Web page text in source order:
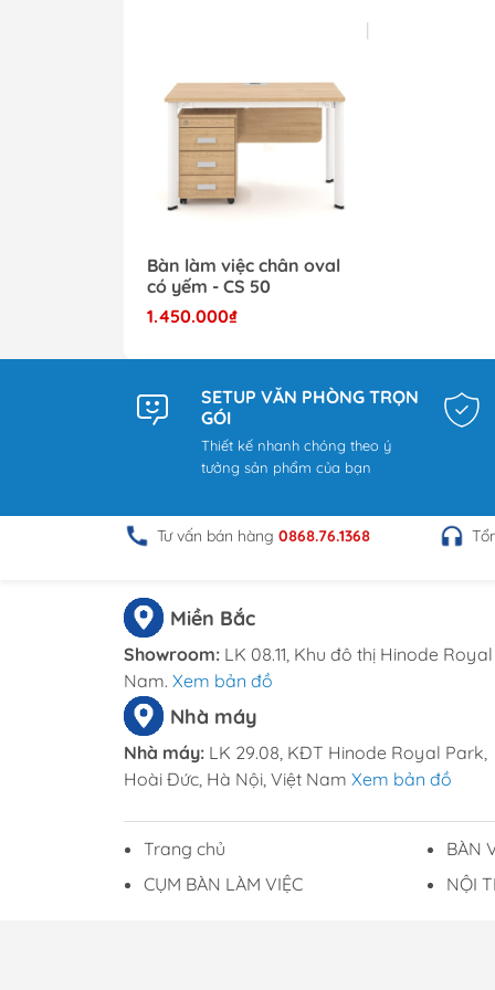
Bàn làm việc chân oval
có yếm - CS 50
1.450.000₫
SETUP VĂN PHÒNG TRỌN
GÓI
Thiết kế nhanh chóng theo ý
tưởng sản phẩm của bạn
Tư vấn bán hàng 0868.76.1368
Miền Bắc
Showroom: LK 08.11, Khu đô thị Hinode
Nam. Xem bản đồ
Nhà máy
Nhà máy: LK 29.08, KĐT Hinode Royal Park,
Hoài Đức, Hà Nội, Việt Nam Xem bản đồ
Trang chủ BÀN
CỤM BÀN LÀM VIỆC
NỘI